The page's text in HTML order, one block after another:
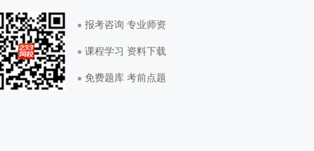
报考咨询 专业师资
课程学习 资料下载
免费题库 考前点题